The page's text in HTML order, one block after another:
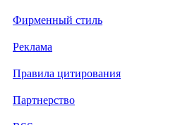
Фирменный стиль
Реклама
Правила цитирования
Партнерство